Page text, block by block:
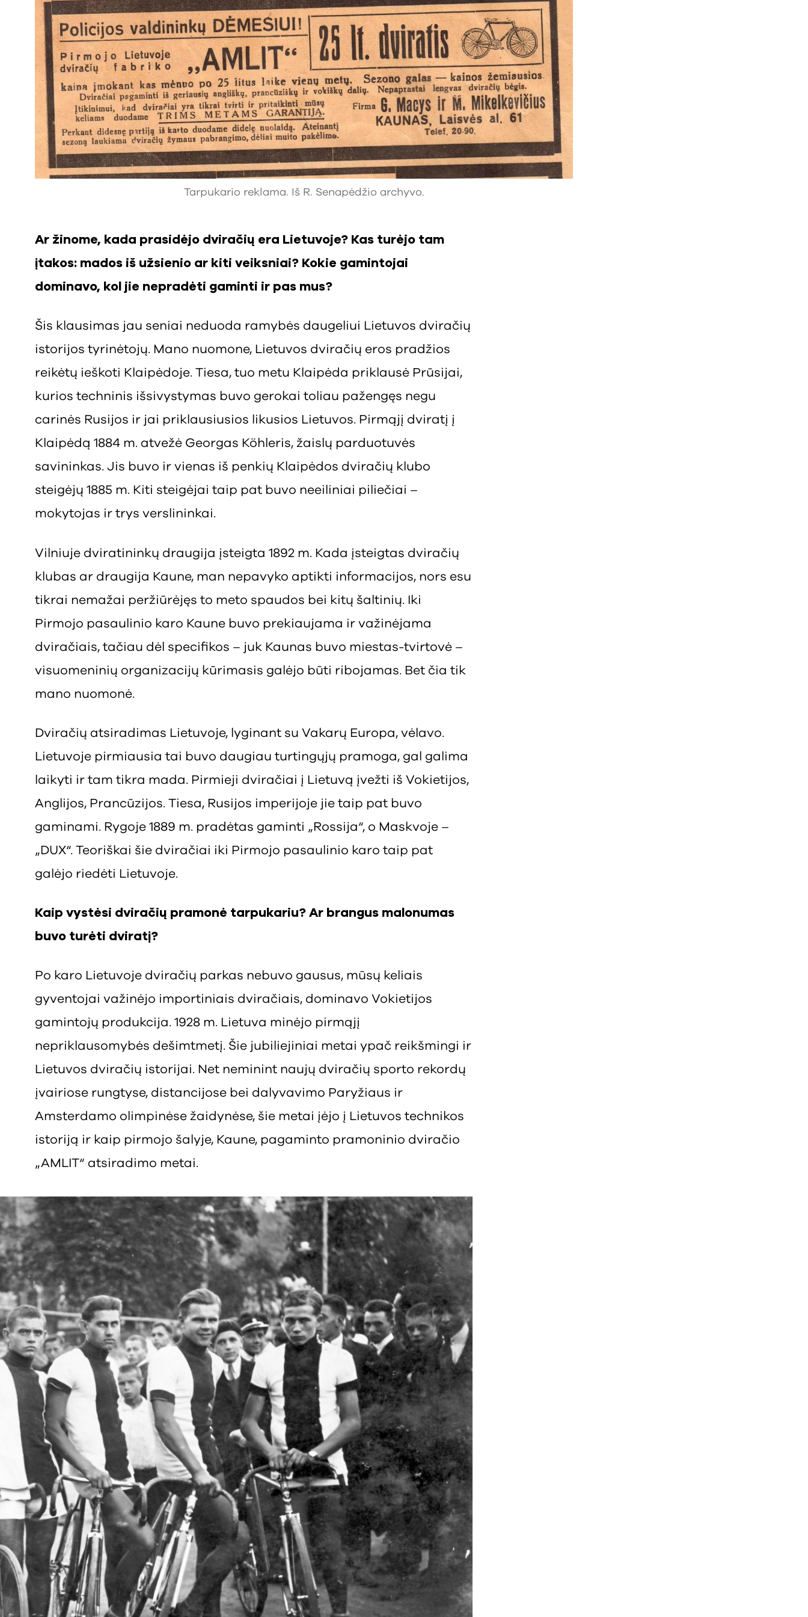
Tarpukario reklama. Iš R. Senapėdžio archyvo.
Ar žinome, kada prasidėjo dviračių era Lietuvoje? Kas turėjo tam
įtakos: mados iš užsienio ar kiti veiksniai? Kokie gamintojai
dominavo, kol jie nepradėti gaminti ir pas mus?
Šis klausimas jau seniai neduoda ramybės daugeliui Lietuvos dviračių
istorijos tyrinėtojų. Mano nuomone, Lietuvos dviračių eros pradžios
reikėtų ieškoti Klaipėdoje. Tiesa, tuo metu Klaipėda priklausė Prūsijai,
kurios techninis išsivystymas buvo gerokai toliau pažengęs negu
carinės Rusijos ir jai priklausiusios likusios Lietuvos. Pirmąjį dviratį į
Klaipėdą 1884 m. atvežė Georgas Köhleris, žaislų parduotuvės
savininkas. Jis buvo ir vienas iš penkių Klaipėdos dviračių klubo
steigėjų 1885 m. Kiti steigėjai taip pat buvo neeiliniai piliečiai –
mokytojas ir trys verslininkai.
Vilniuje dviratininkų draugija įsteigta 1892 m. Kada įsteigtas dviračių
klubas ar draugija Kaune, man nepavyko aptikti informacijos, nors esu
tikrai nemažai peržiūrėjęs to meto spaudos bei kitų šaltinių. Iki
Pirmojo pasaulinio karo Kaune buvo prekiaujama ir važinėjama
dviračiais, tačiau dėl specifikos – juk Kaunas buvo miestas-tvirtovė –
visuomeninių organizacijų kūrimasis galėjo būti ribojamas. Bet čia tik
mano nuomonė.
Dviračių atsiradimas Lietuvoje, lyginant su Vakarų Europa, vėlavo.
Lietuvoje pirmiausia tai buvo daugiau turtingųjų pramoga, gal galima
laikyti ir tam tikra mada. Pirmieji dviračiai į Lietuvą įvežti iš Vokietijos,
Anglijos, Prancūzijos. Tiesa, Rusijos imperijoje jie taip pat buvo
gaminami. Rygoje 1889 m. pradėtas gaminti „Rossija“, o Maskvoje –
„DUX“. Teoriškai šie dviračiai iki Pirmojo pasaulinio karo taip pat
galėjo riedėti Lietuvoje.
Kaip vystėsi dviračių pramonė tarpukariu? Ar brangus malonumas
buvo turėti dviratį?
Po karo Lietuvoje dviračių parkas nebuvo gausus, mūsų keliais
gyventojai važinėjo importiniais dviračiais, dominavo Vokietijos
gamintojų produkcija. 1928 m. Lietuva minėjo pirmąjį
nepriklausomybės dešimtmetį. Šie jubiliejiniai metai ypač reikšmingi ir
Lietuvos dviračių istorijai. Net neminint naujų dviračių sporto rekordų
įvairiose rungtyse, distancijose bei dalyvavimo Paryžiaus ir
Amsterdamo olimpinėse žaidynėse, šie metai įėjo į Lietuvos technikos
istoriją ir kaip pirmojo šalyje, Kaune, pagaminto pramoninio dviračio
„AMLIT“ atsiradimo metai.